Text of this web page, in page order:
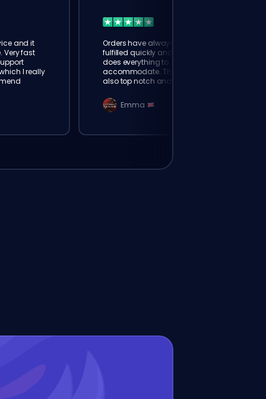
and it
Very fast
I really
Orders have always been
fulfilled quickly and booster
does everything to
accommodate. The support is
also top notch and responds
elokingEmma